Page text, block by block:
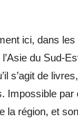
ici, dans
du Sud-
s’agit de
Impossible par
la région, et